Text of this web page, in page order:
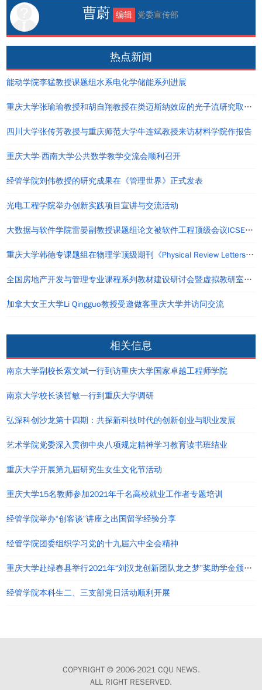
曹蔚 编辑 党委宣传部
热点新闻
能动学院李猛教授课题组水系电化学储能系列进展
重庆大学张瑜瑜教授和胡自翔教授在类迈斯纳效应的光子流研究取得重要进展
四川大学张传芳教授与重庆师范大学牛连斌教授来访材料学院作报告
重庆大学-西南大学公共数学教学交流会顺利召开
经管学院刘伟教授的研究成果在《管理世界》正式发表
光电工程学院举办创新实践项目宣讲与交流活动
大数据与软件学院雷晏副教授课题组论文被软件工程顶级会议ICSE2022全文录用
重庆大学韩德专课题组在物理学顶级期刊《Physical Review Letters》上发表研究成果
全国房地产开发与管理专业课程系列教材建设研讨会暨虚拟教研室2023年第一次工作会议顺利举办
加拿大女王大学Li Qingguo教授受邀做客重庆大学并访问交流
相关信息
南京大学副校长索文斌一行到访重庆大学国家卓越工程师学院
南京大学校长谈哲敏一行到重庆大学调研
弘深科创沙龙第十四期：共探新科技时代的创新创业与职业发展
艺术学院党委深入贯彻中央八项规定精神学习教育读书班结业
重庆大学开展第九届研究生女生文化节活动
重庆大学15名教师参加2021年千名高校就业工作者专题培训
经管学院举办“创客谈”讲座之出国留学经验分享
经管学院团委组织学习党的十九届六中全会精神
重庆大学赴绿春县举行2021年“刘汉龙创新团队龙之梦”奖助学金颁发仪式
经管学院本科生二、三支部党日活动顺利开展
COPYRIGHT © 2006-2021 CQU NEWS.
ALL RIGHT RESERVED.